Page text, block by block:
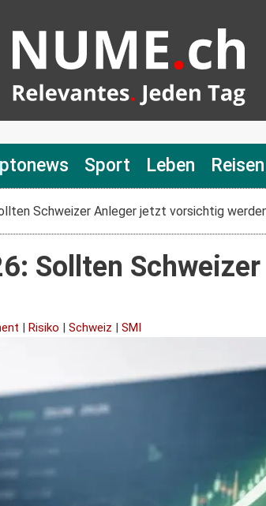
Sport Leben Reisen
Schweizer Anleger jetzt vorsichtig
Sollten
| Risiko | Schweiz | SMI